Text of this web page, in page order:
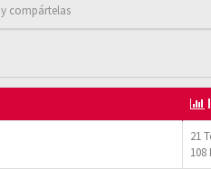
compártelas
21
108